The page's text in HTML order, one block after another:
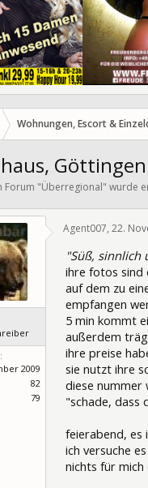
Wohnungen, Escort &
Göttingen
Forum "Überregional" wurde
2009
82
79
Agent007, 22.
"Süß, sinnlich
ihre fotos sind
auf dem zu
empfangen
5 min kommt
außerdem
ihre preise
sie nutzt ihre
diese nummer
"schade, dass
feierabend, es
ich versuche
nichts für mich